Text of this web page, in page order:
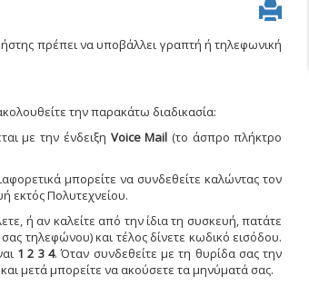
πρέπει να υποβάλλει γραπτή ή τηλεφωνική
την παρακάτω διαδικασία:
με την ένδειξη Voice Mail (το άσπρο πλήκτρο
μπορείτε να συνδεθείτε καλώντας τον
εκτός Πολυτεχνείου.
ή αν καλείτε από την ίδια τη συσκευή, πατάτε
τηλεφώνου) και τέλος δίνετε κωδικό εισόδου.
1 2 3 4. Όταν συνδεθείτε με τη θυρίδα σας την
μετά μπορείτε να ακούσετε τα μηνύματά σας.